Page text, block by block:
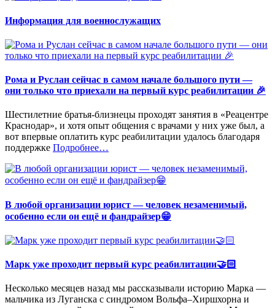
Информация для военнослужащих
Рома и Руслан сейчас в самом начале большого пути —
они только что приехали на первый курс реабилитации 🎉
Шестилетние братья-близнецы проходят занятия в «Реацентре
Краснодар», и хотя опыт общения с врачами у них уже был, а
вот впервые оплатить курс реабилитации удалось благодаря
поддержке Подробнее«%s»
…
В любой организации юрист — человек незаменимый,
особенно если он ещё и фандрайзер😁
Марк уже проходит первый курс реабилитации🤝🏻
Несколько месяцев назад мы рассказывали историю Марка —
мальчика из Луганска с синдромом Вольфа–Хиршхорна и